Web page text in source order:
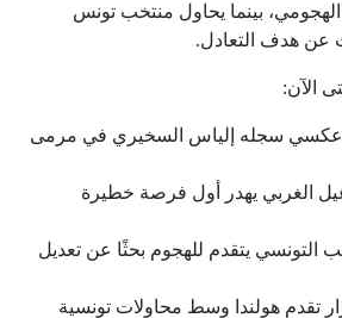
بينما يحاول منتخب تونس
عن هدف التعادل.
الآن:
3: هدف عكسي سجله إلياس السخيري في مرمى
إسماعيل الغربي يهدر أول فرصة خطيرة
المنتخب التونسي يتقدم للهجوم بحثًا عن تعديل
استمرار تقدم هولندا وسط محاولات تونسية